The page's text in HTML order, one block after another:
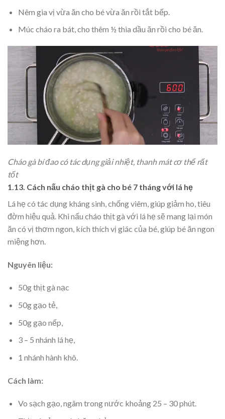
Nêm gia vị vừa ăn cho bé vừa ăn rồi tắt bếp.
Múc cháo ra bát, cho thêm ½ thìa dầu ăn rồi cho bé ăn.
Cháo gà bí đao có tác dụng giải nhiệt, thanh mát cơ thể rất
tốt
1.13. Cách nấu cháo thịt gà cho bé 7 thángvới lá hẹ
Lá hẹ có tác dụng kháng sinh, chống viêm, giúp giảm ho, tiêu
đờm hiệu quả. Khi nấu cháo thịt gà với lá hẹ sẽ mang lại món
ăn có vị thơm ngon, kích thích vị giác của bé, giúp bé ăn ngon
miệng hơn.
Nguyên liệu:
50g thịt gà nạc
50g gạo tẻ,
50g gạo nếp,
3 – 5 nhánh lá hẹ,
1 nhánh hành khô.
Cách làm:
Vo sạch gạo, ngâm trong nước khoảng 25 – 30 phút.